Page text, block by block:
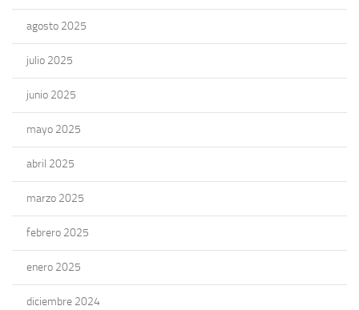
agosto 2025
julio 2025
junio 2025
mayo 2025
abril 2025
marzo 2025
febrero 2025
enero 2025
diciembre 2024